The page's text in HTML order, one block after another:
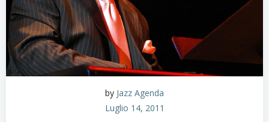
by Jazz Agenda
Luglio 14, 2011